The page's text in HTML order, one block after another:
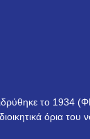
το 1934
όρια του